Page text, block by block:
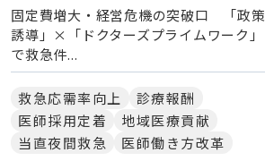
固定費増大・経営危機の突破口 「政策
誘導」×「ドクターズプライムワーク」
で救急件...
救急応需率向上
診療報酬
医師採用定着
地域医療貢献
当直夜間救急
医師働き方改革